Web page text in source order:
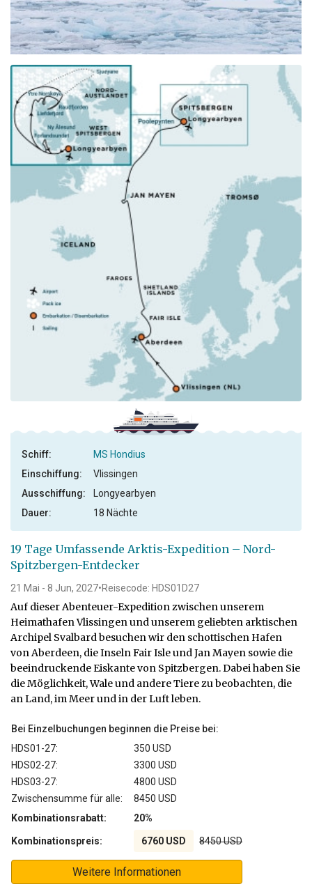
19 Tage Umfassende Arktis-Expedition – Nord-
Spitzbergen-Entdecker
21 Mai - 8 Jun, 2027•Reisecode: HDS01D27
Auf dieser Abenteuer-Expedition zwischen unserem
Heimathafen Vlissingen und unserem geliebten arktischen
Archipel Svalbard besuchen wir den schottischen Hafen
von Aberdeen, die Inseln Fair Isle und Jan Mayen sowie die
beeindruckende Eiskante von Spitzbergen. Dabei haben Sie
die Möglichkeit, Wale und andere Tiere zu beobachten, die
an Land, im Meer und in der Luft leben.
Bei Einzelbuchungen beginnen die Preise bei:
HDS01-27:
350 USD
HDS02-27:
3300 USD
HDS03-27:
4800 USD
Zwischensumme für alle:
8450 USD
Kombinationsrabatt:
20%
Kombinationspreis: 6760 USD 8450 USD
Weitere Informationen
Schiff:
MS Hondius
Einschiffung:
Vlissingen
Ausschiffung:
Longyearbyen
Dauer:
18 Nächte